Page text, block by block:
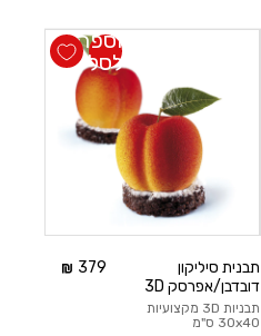
תבנית סיליקון
דובדבן/אפרסק 3D
תבניות 3D מקצועיות
30x40 ס"מ
379
הוספה
לסל